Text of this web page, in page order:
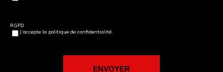
RGPD
J’accepte la politique de confidentialité.